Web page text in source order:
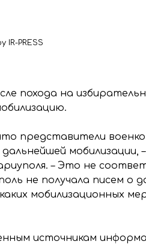
IR-PRESS
похода на
представители
мобилизации, –
– Это не
не получала писем о
мобилизационных
источникам